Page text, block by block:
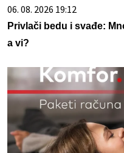
06. 08. 2026 19:12
Privlači bedu i svađe:
a vi?